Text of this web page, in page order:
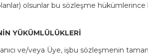
olsunlar bu sözleşme
YÜKÜMLÜLÜKLERİ
ve/veya Üye, işbu sözleşmenin